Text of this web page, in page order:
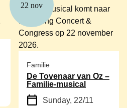
22 nov
Familie
De Tovenaar van Oz –
Familie-musical
Sunday, 22/11